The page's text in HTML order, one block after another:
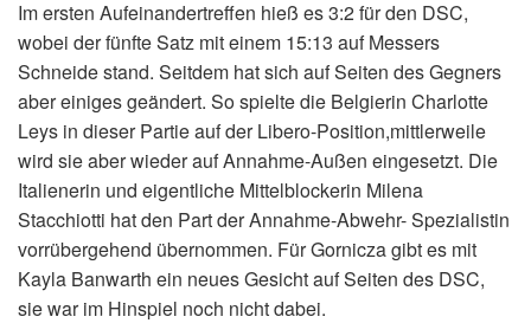
Im ersten Aufeinandertreffen hieß es 3:2 für den DSC,
wobei der fünfte Satz mit einem 15:13 auf Messers
Schneide stand. Seitdem hat sich auf Seiten des Gegners
aber einiges geändert. So spielte die Belgierin Charlotte
Leys in dieser Partie auf der Libero-Position,mittlerweile
wird sie aber wieder auf Annahme-Außen eingesetzt. Die
Italienerin und eigentliche Mittelblockerin Milena
Stacchiotti hat den Part der Annahme-Abwehr- Spezialistin
vorrübergehend übernommen. Für Gornicza gibt es mit
Kayla Banwarth ein neues Gesicht auf Seiten des DSC,
sie war im Hinspiel noch nicht dabei.